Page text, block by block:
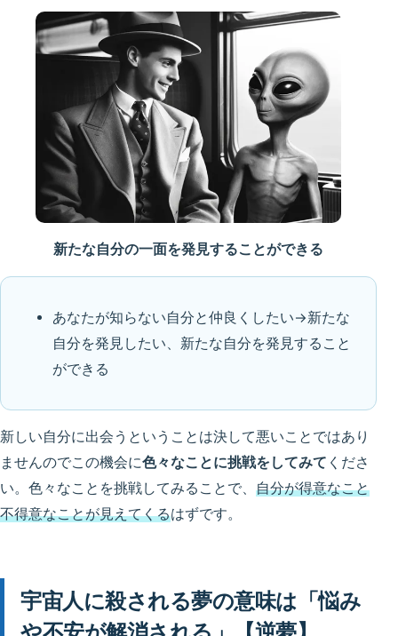
新たな自分の一面を発見することができる
あなたが知らない自分と仲良くしたい→新たな
自分を発見したい、新たな自分を発見すること
ができる
新しい自分に出会うということは決して悪いことではあり
ませんのでこの機会に色々なことに挑戦をしてみて くださ
い。色々なことを挑戦してみることで、 自分が得意なこと
不得意なことが見えてくるはずです。
宇宙人に殺される夢の意味は「悩み